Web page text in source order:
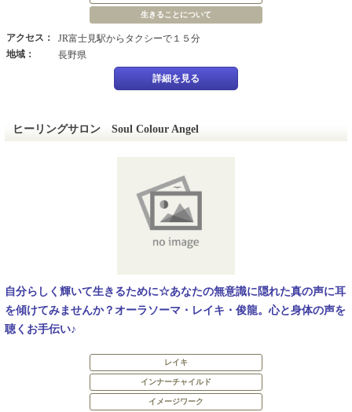
生きることについて
アクセス：
JR富士見駅からタクシーで１５分
地域：
長野県
詳細を見る
ヒーリングサロン Soul Colour Angel
自分らしく輝いて生きるために☆あなたの無意識に隠れた真の声に耳
を傾けてみませんか？オーラソーマ・レイキ・俊龍。心と身体の声を
聴くお手伝い♪
レイキ
インナーチャイルド
イメージワーク